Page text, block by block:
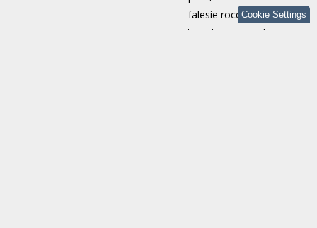
falesie rocciose, su
promontori suggestivi, spuntano da isolotti o scogli in
Cookie Settings